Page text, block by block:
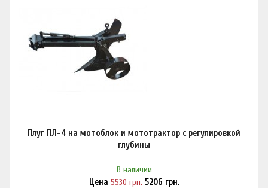
Плуг ПЛ-4 на мотоблок и мототрактор с регулировкой
глубины
В наличии
Цена5530грн. 5206 грн.